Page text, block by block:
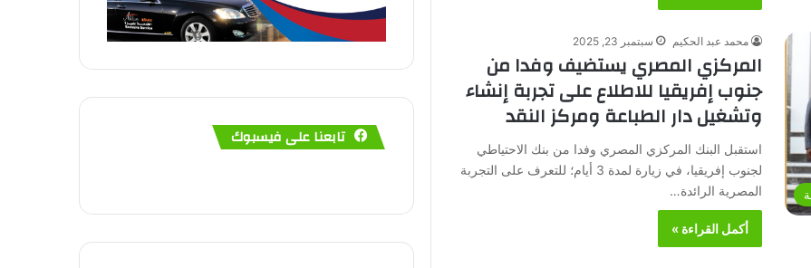
محمد عبد الحكيم سبتمبر 23, 2025
المركزي المصري يستضيف وفدا من
جنوب إفريقيا للاطلاع على تجربة إنشاء
وتشغيل دار الطباعة ومركز النقد
استقبل البنك المركزي المصري وفدا من بنك الاحتياطي
لجنوب إفريقيا، في زيارة لمدة 3 أيام؛ للتعرف على التجربة
المصرية الرائدة…
أكمل القراءة »
تابعنا على فيسبوك